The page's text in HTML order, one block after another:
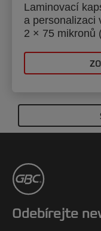
Laminovací
a personalizaci
2 × 75 mikronů
Odebírejte